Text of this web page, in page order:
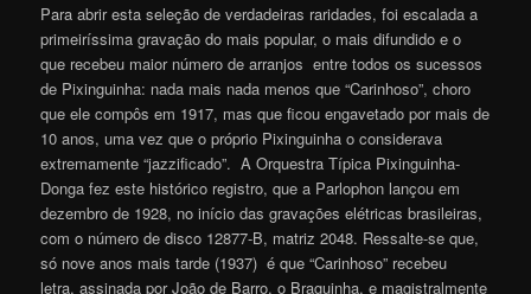
Para abrir esta seleção de verdadeiras raridades, foi escalada a
primeiríssima gravação do mais popular, o mais difundido e o
que recebeu maior número de arranjos entre todos os sucessos
de Pixinguinha: nada mais nada menos que “Carinhoso”, choro
que ele compôs em 1917, mas que ficou engavetado por mais de
10 anos, uma vez que o próprio Pixinguinha o considerava
extremamente “jazzificado”. A Orquestra Típica Pixinguinha-
Donga fez este histórico registro, que a Parlophon lançou em
dezembro de 1928, no início das gravações elétricas brasileiras,
com o número de disco 12877-B, matriz 2048. Ressalte-se que,
só nove anos mais tarde (1937) é que “Carinhoso” recebeu
letra, assinada por João de Barro, o Braguinha, e magistralmente